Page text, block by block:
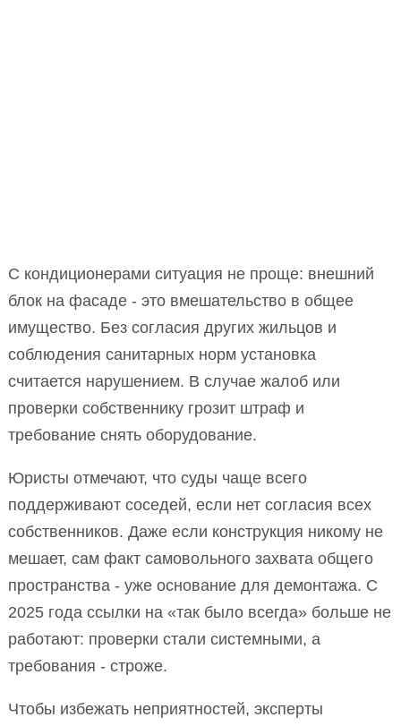
С кондиционерами ситуация не проще: внешний
блок на фасаде - это вмешательство в общее
имущество. Без согласия других жильцов и
соблюдения санитарных норм установка
считается нарушением. В случае жалоб или
проверки собственнику грозит штраф и
требование снять оборудование.
Юристы отмечают, что суды чаще всего
поддерживают соседей, если нет согласия всех
собственников. Даже если конструкция никому не
мешает, сам факт самовольного захвата общего
пространства - уже основание для демонтажа. С
2025 года ссылки на «так было всегда» больше не
работают: проверки стали системными, а
требования - строже.
Чтобы избежать неприятностей, эксперты